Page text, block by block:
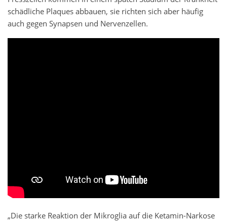
schädliche Plaques abbauen, sie richten sich aber häufig
auch gegen Synapsen und Nervenzellen.
„Die starke Reaktion der Mikroglia auf die Ketamin-Narkose